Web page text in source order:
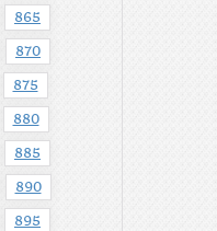
865
870
875
880
885
890
895